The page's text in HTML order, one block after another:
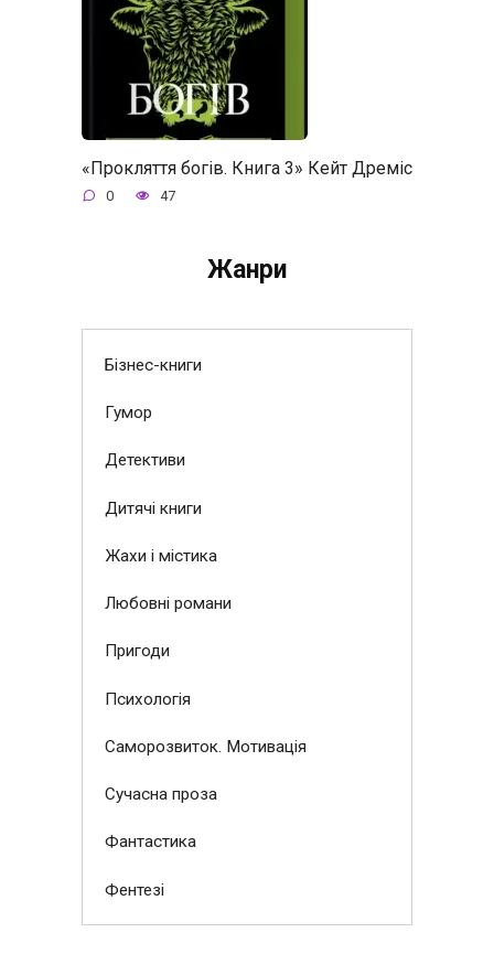
«Прокляття богів. Книга 3» Кейт Дреміс
0 47
Жанри
Бізнес-книги
Гумор
Детективи
Дитячі книги
Жахи і містика
Любовні романи
Пригоди
Психологія
Саморозвиток. Мотивація
Сучасна проза
Фантастика
Фентезі